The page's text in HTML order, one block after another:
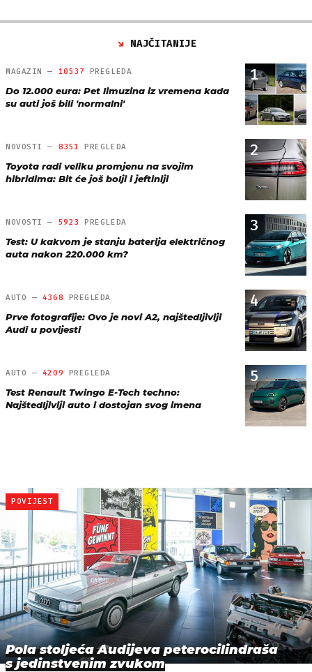
NAJČITANIJE
1
MAGAZIN — 10537 PREGLEDA
Do 12.000 eura: Pet limuzina iz vremena kada
su auti još bili 'normalni'
2
NOVOSTI — 8351 PREGLEDA
Toyota radi veliku promjenu na svojim
hibridima: Bit će još bolji i jeftiniji
3
NOVOSTI — 5923 PREGLEDA
Test: U kakvom je stanju baterija električnog
auta nakon 220.000 km?
4
AUTO — 4368 PREGLEDA
Prve fotografije: Ovo je novi A2, najštedljiviji
Audi u povijesti
5
AUTO — 4209 PREGLEDA
Test Renault Twingo E-Tech techno:
Najštedljiviji auto i dostojan svog imena
POVIJEST
Pola stoljeća Audijeva peterocilindraša
s jedinstvenim zvukom